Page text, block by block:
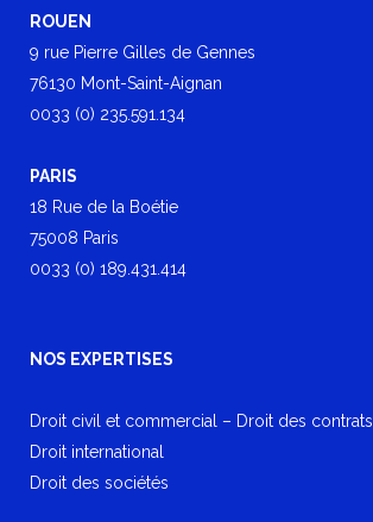
ROUEN
9 rue Pierre Gilles de Gennes
76130 Mont-Saint-Aignan
0033 (0) 235.591.134
PARIS
18 Rue de la Boétie
75008 Paris
0033 (0) 189.431.414
NOS EXPERTISES
Droit civil et commercial – Droit des contrats
Droit international
Droit des sociétés